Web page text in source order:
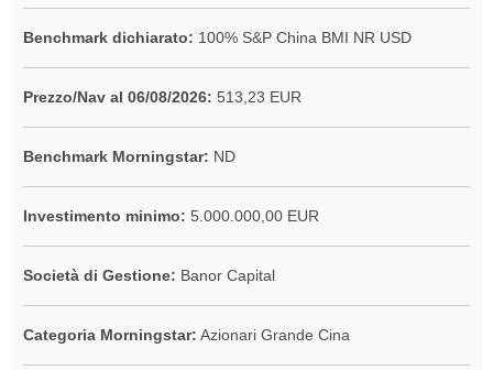
Benchmark dichiarato: 100% S&P China BMI NR USD
Prezzo/Nav al 06/08/2026: 513,23 EUR
Benchmark Morningstar: ND
Investimento minimo: 5.000.000,00 EUR
Società di Gestione: Banor Capital
Categoria Morningstar: Azionari Grande Cina